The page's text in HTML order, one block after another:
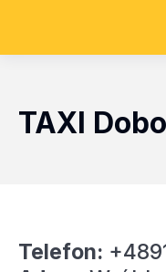
TAXI
Telefon: